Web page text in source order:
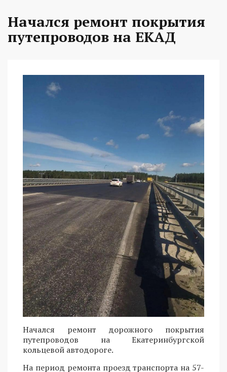
Начался ремонт покрытия
путепроводов на ЕКАД
Начался ремонт дорожного покрытия
путепроводов на Екатеринбургской
кольцевой автодороге.
На период ремонта проезд транспорта на 57-